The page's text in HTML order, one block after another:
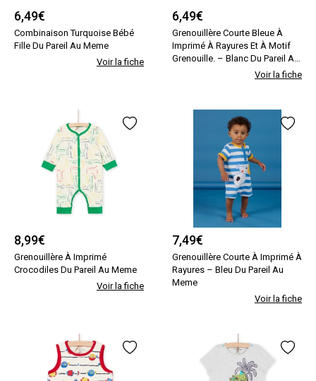
6,49€
Combinaison Turquoise Bébé
Fille Du Pareil Au Meme
Voir la fiche
6,49€
Grenouillère Courte Bleue À
Imprimé À Rayures Et À Motif
Grenouille. – Blanc Du Pareil Au
Voir la fiche
8,99€
Grenouillère À Imprimé
Crocodiles Du Pareil Au Meme
Voir la fiche
7,49€
Grenouillère Courte À Imprimé À
Rayures – Bleu Du Pareil Au
Meme
Voir la fiche